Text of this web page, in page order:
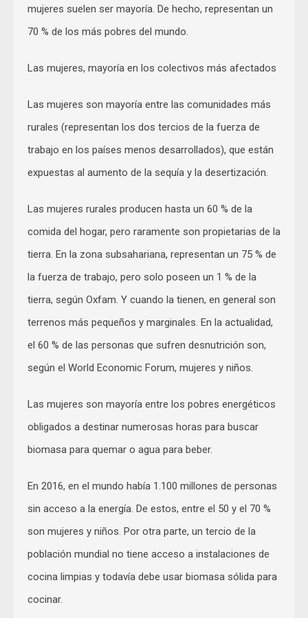
mujeres suelen ser mayoría. De hecho, representan un
70 % de los más pobres del mundo.
Las mujeres, mayoría en los colectivos más afectados
Las mujeres son mayoría entre las comunidades más
rurales (representan los dos tercios de la fuerza de
trabajo en los países menos desarrollados), que están
expuestas al aumento de la sequía y la desertización.
Las mujeres rurales producen hasta un 60 % de la
comida del hogar, pero raramente son propietarias de la
tierra. En la zona subsahariana, representan un 75 % de
la fuerza de trabajo, pero solo poseen un 1 % de la
tierra, según Oxfam. Y cuando la tienen, en general son
terrenos más pequeños y marginales. En la actualidad,
el 60 % de las personas que sufren desnutrición son,
según el World Economic Forum, mujeres y niños.
Las mujeres son mayoría entre los pobres energéticos
obligados a destinar numerosas horas para buscar
biomasa para quemar o agua para beber.
En 2016, en el mundo había 1.100 millones de personas
sin acceso a la energía. De estos, entre el 50 y el 70 %
son mujeres y niños. Por otra parte, un tercio de la
población mundial no tiene acceso a instalaciones de
cocina limpias y todavía debe usar biomasa sólida para
cocinar.